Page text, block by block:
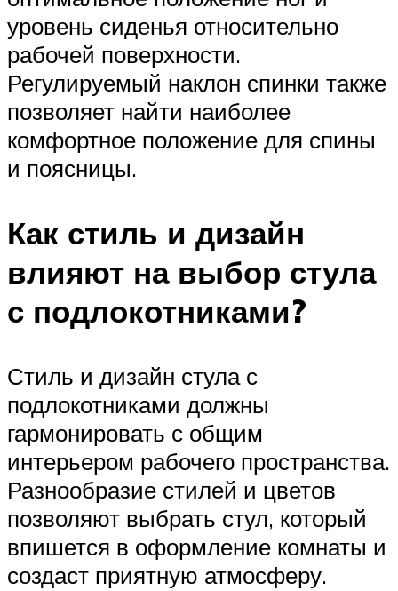
уровень сиденья относительно
рабочей поверхности.
Регулируемый наклон спинки также
позволяет найти наиболее
комфортное положение для спины
и поясницы.
Как стиль и дизайн
влияют на выбор стула
с подлокотниками?
Стиль и дизайн стула с
подлокотниками должны
гармонировать с общим
интерьером рабочего пространства.
Разнообразие стилей и цветов
позволяют выбрать стул, который
впишется в оформление комнаты и
создаст приятную атмосферу.